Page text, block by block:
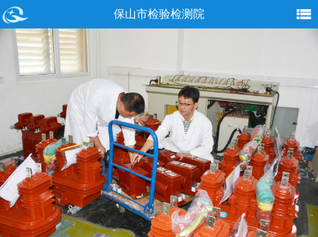
保山市检验检测院